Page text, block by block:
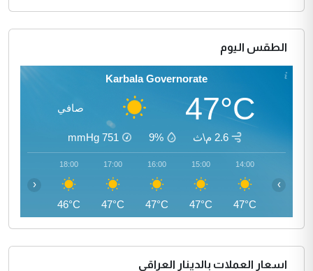
الطقس اليوم
Karbala Governorate
47°C صافي
2.6 م\ث 9%
751
mmHg
14:00
47°C
15:00
47°C
16:00
47°C
17:00
47°C
18:00
46°C
‹ ›
اسعار العملات بالدينار العراقي